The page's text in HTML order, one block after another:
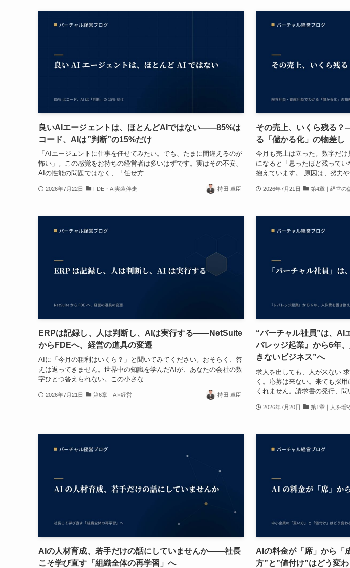
良いAIエージェントは、ほとんどAIではない——85%は
コード、AIは”判断”の15%だけ
「AIエージェントに仕事を任せてみたい。でも、たまに間違えるのが
怖い」。この感覚をお持ちの経営者は多いはずです。実はその不安、
AIの性能の問題ではなく、「任せ方...
2026年7月22日 FDE・AI実装伴走 持田 卓臣
その売上、いくら残る
る「儲かる化」の物差し
今月も売上は立った。数字だ
になると「思ったほど残って
抱えています。 原因は、努力
2026年7月21日 第4章｜経営の
ERPは記録し、人は判断し、AIは実行する——NetSuite
からFDEへ、経営の道具の変遷
AIに「今月の粗利はいくら？」と聞いてみてください。おそらく、答
えは返ってきません。世界中の知識を学んだAIが、あなたの会社の数
字ひとつ答えられない。この小さな...
2026年7月21日 第6章｜AI×経営 持田 卓臣
“バーチャル社員”は、
バレッジ起業』から6年
きないビジネス”へ
求人を出しても、人が来ない
く。応募は来ない。来ても採
くれません。請求書の発行、問
2026年7月20日 第1章｜人を増
AIの人材育成、若手だけの話にしていませんか——社長
こそ学び直す「組織全体の再学習」へ
AIの料金が「席」から「
方”と”値付け”はどう変